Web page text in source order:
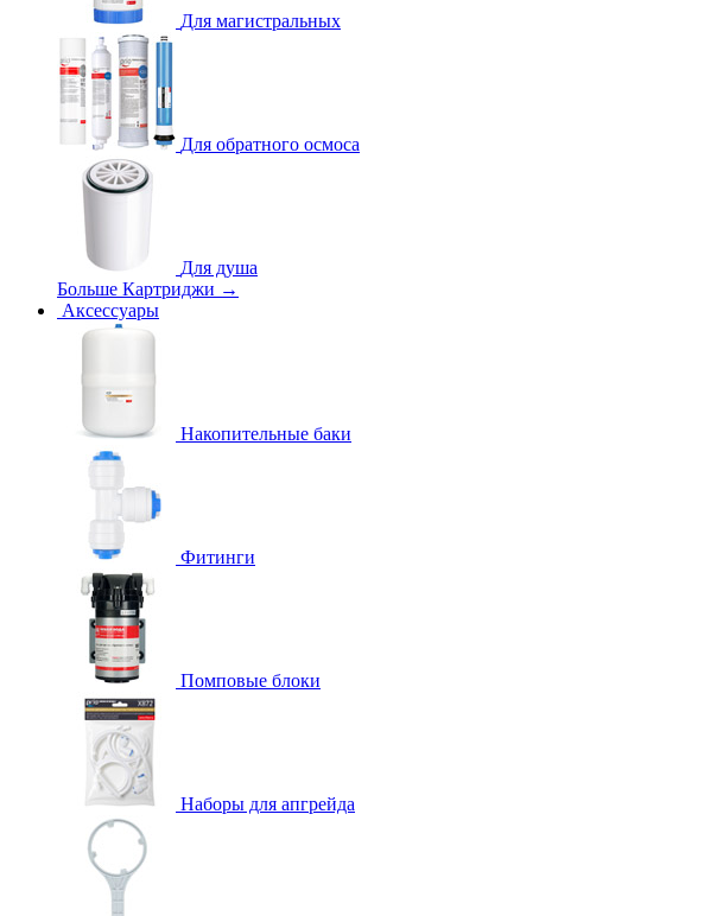
Для магистральных
Для обратного осмоса
Для душа
Больше Картриджи →
Аксессуары
Накопительные баки
Фитинги
Помповые блоки
Наборы для апгрейда